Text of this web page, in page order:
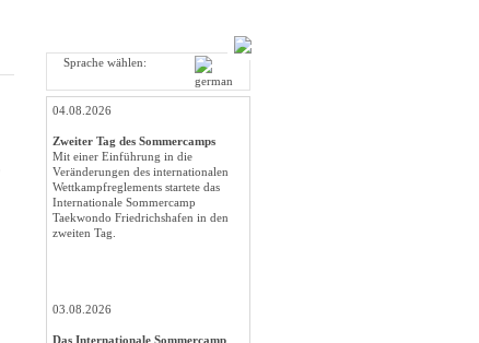
Sprache wählen:
04.08.2026
Zweiter Tag des Sommercamps
Mit einer Einführung in die
Veränderungen des internationalen
Wettkampfreglements startete das
Internationale Sommercamp
Taekwondo Friedrichshafen in den
zweiten Tag.
03.08.2026
Das Internationale Sommercamp